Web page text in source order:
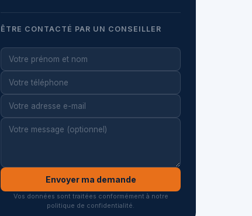
ÊTRE CONTACTÉ PAR UN CONSEILLER
Envoyer ma demande
Vos données sont traitées conformément à notre
politique de confidentialité.